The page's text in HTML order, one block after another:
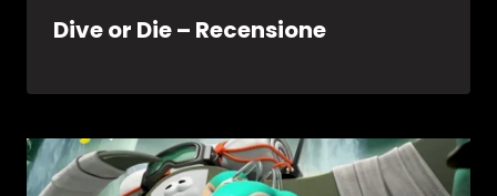
Dive or Die – Recensione